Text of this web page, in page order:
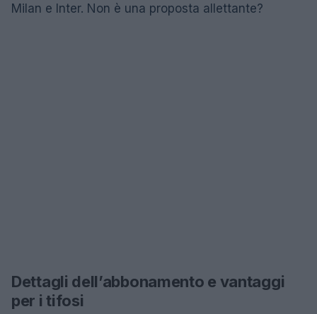
Milan e Inter. Non è una proposta allettante?
Dettagli dell’abbonamento e vantaggi
per i tifosi